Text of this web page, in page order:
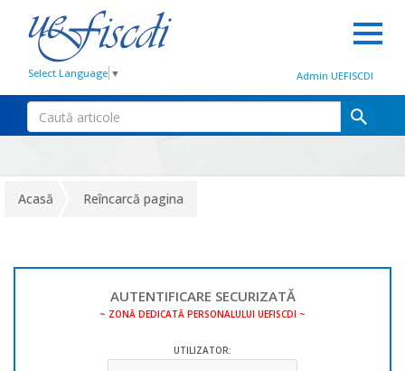
Select Language ▼ Admin UEFISCDI
Acasă Reîncarcă pagina
AUTENTIFICARE SECURIZATĂ
~ ZONĂ DEDICATĂ PERSONALULUI UEFISCDI ~
UTILIZATOR: